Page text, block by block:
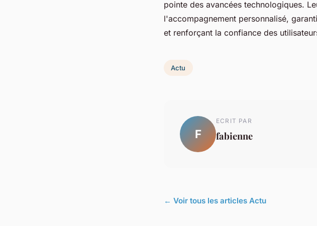
pointe des avancées technologiques.
l'accompagnement personnalisé,
et renforçant la confiance des
Actu
F
ECRIT PAR
fabienne
← Voir tous les articles Actu